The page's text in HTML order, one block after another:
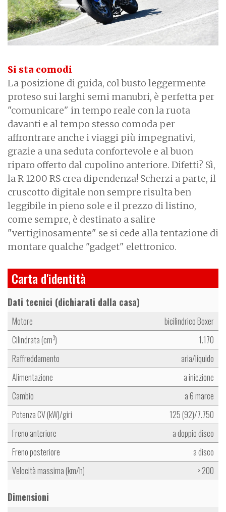
Si sta comodi
La posizione di guida, col busto leggermente
proteso sui larghi semi manubri, è perfetta per
"comunicare" in tempo reale con la ruota
davanti e al tempo stesso comoda per
affrontrare anche i viaggi più impegnativi,
grazie a una seduta confortevole e al buon
riparo offerto dal cupolino anteriore. Difetti? Sì,
la R 1200 RS crea dipendenza! Scherzi a parte, il
cruscotto digitale non sempre risulta ben
leggibile in pieno sole e il prezzo di listino,
come sempre, è destinato a salire
"vertiginosamente" se si cede alla tentazione di
montare qualche "gadget" elettronico.
Carta d'identità
Dati tecnici (dichiarati dalla casa)
Motore
bicilindrico Boxer
Cilindrata (cm3)
1.170
Raffreddamento
aria/liquido
Alimentazione
a iniezione
Cambio
a 6 marce
Potenza CV (kW)/giri
125 (92)/7.750
Freno anteriore
a doppio disco
Freno posteriore
a disco
Velocità massima (km/h)
> 200
Dimensioni